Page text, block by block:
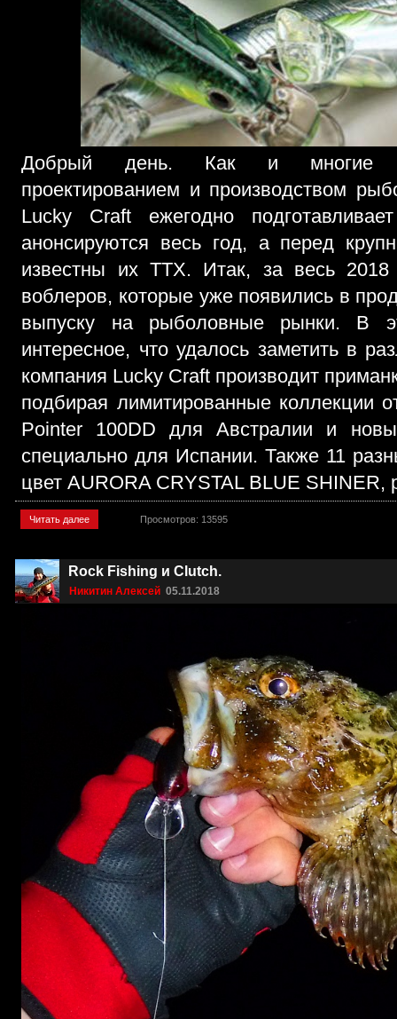
Добрый день. Как и многие
проектированием и производством
Lucky Craft ежегодно
анонсируются весь год, а перед
известны их ТТХ. Итак, за весь
воблеров, которые уже появились в
выпуску на рыболовные рынки. В
интересное, что удалось заметить в
компания Lucky Craft производит
подбирая лимитированные коллекции
Pointer 100DD для Австралии и
специально для Испании. Также 11
цвет AURORA CRYSTAL BLUE SHINER,
Читать далее Просмотров: 13595
Rock Fishing и Clutch.
Никитин Алексей 05.11.2018